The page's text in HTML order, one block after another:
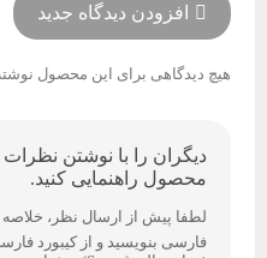
افزودن دیدگاه جدید
هیچ دیدگاهی برای این محصول
دیگران را با نوشتن نظرات
محصول راهنمایی کنید.
لطفا پیش از ارسال نظر، خلاصه
فارسی بنویسید و از کیبورد